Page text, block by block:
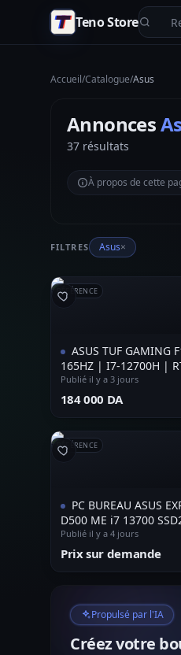
Aller au contenu principal
Teno Store
Accueil/Catalogue/Asus
Annonces
37 résultats
À propos de cette
FILTRES Asus×
RÉFÉRENCE
ASUS TUF GAMING
165HZ | I7-12700H |
16GB RAM DDR5 | 512
Publié il y a 3 jours
⁦184 000 DA⁩
RÉFÉRENCE
PC BUREAU ASUS
D500 ME i7 13700
8GO+ECRAN 22 P IPS
Publié il y a 4 jours
Prix sur demande
Propulsé par l'IA
Créez votre